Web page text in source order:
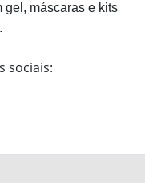
gel, máscaras e kits
sociais: